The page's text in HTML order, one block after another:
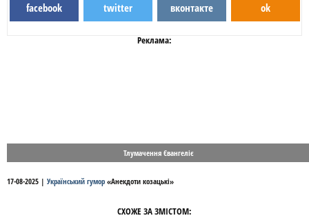
facebook twitter вконтакте ok
Реклама:
Тлумачення Євангеліє
17-08-2025 | Український гумор «Анекдоти козацькі»
СХОЖЕ ЗА ЗМІСТОМ: